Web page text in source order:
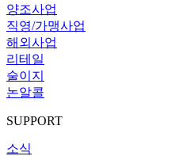
양조사업
직영/가맹사업
해외사업
리테일
술이지
논알콜
SUPPORT
소식